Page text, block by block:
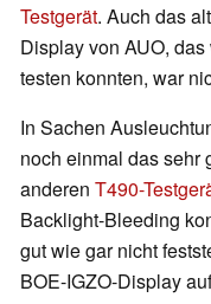
Testgerät. Auch das
Display von AUO, das
testen konnten, war
In Sachen
noch einmal das sehr
anderen T490-
Backlight-Bleeding
gut wie gar nicht
BOE-IGZO-Display